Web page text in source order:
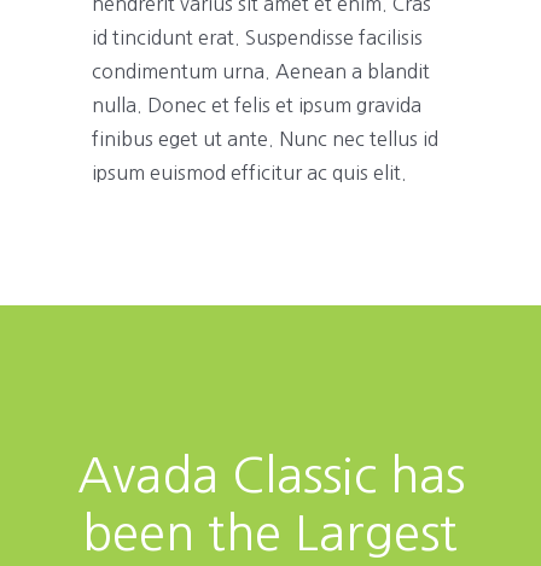
id tincidunt erat. Suspendisse facilisis
condimentum urna. Aenean a blandit
nulla. Donec et felis et ipsum gravida
finibus eget ut ante. Nunc nec tellus id
ipsum euismod efficitur ac quis elit.
Avada Classic has
been the Largest